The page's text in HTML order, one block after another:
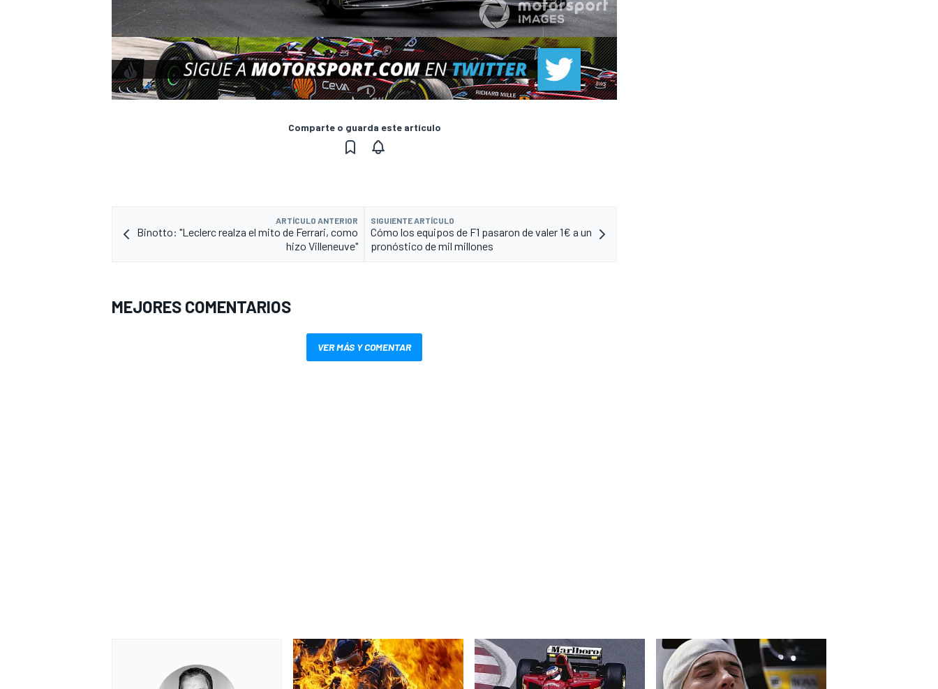
Comparte o guarda este artículo
ARTÍCULO ANTERIOR
Binotto: "Leclerc realza el mito de Ferrari, como
hizo Villeneuve"
SIGUIENTE ARTÍCULO
Cómo los equipos de F1 pasaron de valer 1€ a un
pronóstico de mil millones
MEJORES COMENTARIOS
VER MÁS Y COMENTAR